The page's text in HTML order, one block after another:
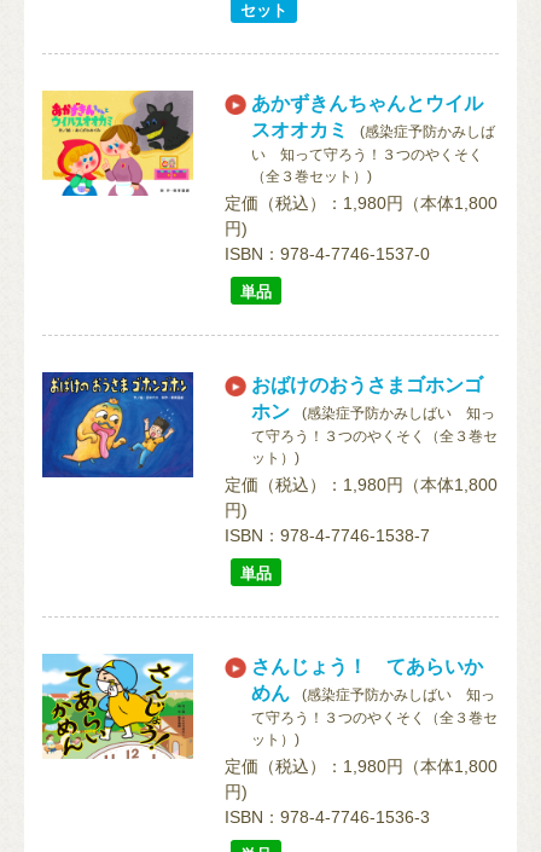
セット
あかずきんちゃんとウイル
スオオカミ
(感染症予防かみしば
い 知って守ろう！３つのやくそく
（全３巻セット）)
定価（税込）：1,980円（本体1,800
円)
ISBN：978-4-7746-1537-0
単品
おばけのおうさまゴホンゴ
ホン
(感染症予防かみしばい 知っ
て守ろう！３つのやくそく（全３巻セ
ット）)
定価（税込）：1,980円（本体1,800
円)
ISBN：978-4-7746-1538-7
単品
さんじょう！ てあらいか
めん
(感染症予防かみしばい 知っ
て守ろう！３つのやくそく（全３巻セ
ット）)
定価（税込）：1,980円（本体1,800
円)
ISBN：978-4-7746-1536-3